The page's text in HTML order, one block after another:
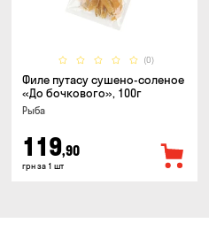
(0)
Филе путасу сушено-соленое
«До бочкового», 100г
Рыба
119,90
грн за 1 шт